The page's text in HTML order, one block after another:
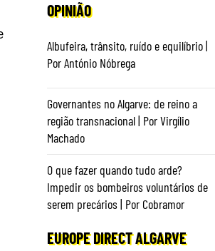
OPINIÃO
Albufeira, trânsito, ruído e equilíbrio |
Por António Nóbrega
Governantes no Algarve: de reino a
região transnacional | Por Virgílio
Machado
O que fazer quando tudo arde?
Impedir os bombeiros voluntários de
serem precários | Por Cobramor
EUROPE DIRECT ALGARVE